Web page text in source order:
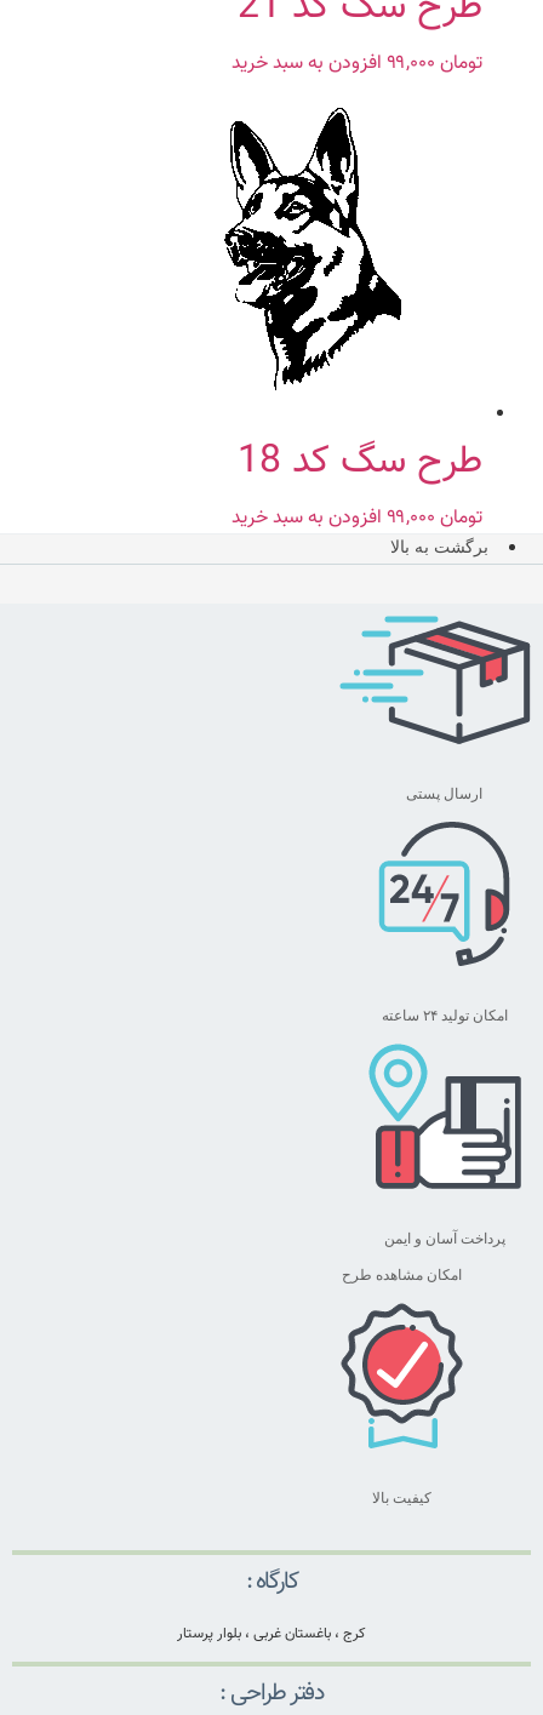
تومان افزودن به سبد خرید
طرح سگ کد 18
تومان افزودن به سبد خرید
برگشت به بالا
ارسال پستی
امکان تولید ۲۴ ساعته
پرداخت آسان و ایمن
امکان مشاهده طرح
کیفیت بالا
کارگاه :
کرج ، باغستان غربی ، بلوار پرستار
دفتر طراحی :